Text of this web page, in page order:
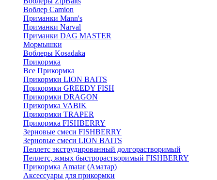
Воблер Camion
Приманки Mann's
Приманки Narval
Приманки DAG MASTER
Мормышки
Воблеры Kosadaka
Прикормка
Все Прикормка
Прикормки LION BAITS
Прикормки GREEDY FISH
Прикормки DRAGON
Прикормка VABIK
Прикормки TRAPER
Прикормка FISHBERRY
Зерновые смеси FISHBERRY
Зерновые смеси LION BAITS
Пеллетс экструдированный долгорастворимый
Пеллетс, жмых быстрорастворимый FISHBERRY
Прикормка Amatar (Аматар)
Аксессуары для прикормки